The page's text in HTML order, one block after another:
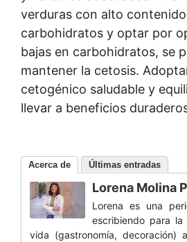
verduras con alto
carbohidratos y optar por
bajas en carbohidratos, se
mantener la cetosis.
cetogénico saludable y
llevar a beneficios
Acerca de Últimas entradas
Lorena Molina
Lorena es una
escribiendo para
vida (gastronomía, decoración)